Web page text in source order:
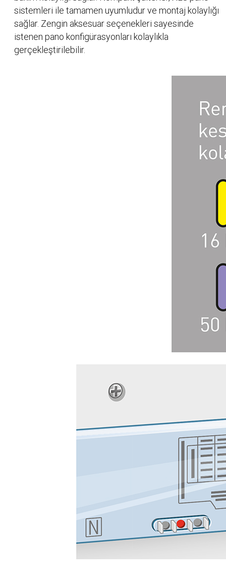
sistemleri ile tamamen uyumludur ve montaj kolaylığı
sağlar. Zengin aksesuar seçenekleri sayesinde
istenen pano konfigürasyonları kolaylıkla
gerçekleştirilebilir.